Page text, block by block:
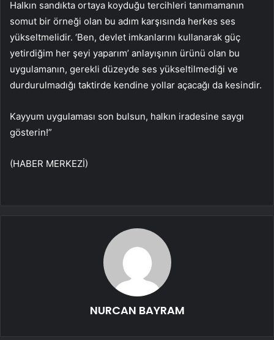
Halkın sandıkta ortaya koyduğu tercihleri tanımamanın
somut bir örneği olan bu adım karşısında herkes ses
yükseltmelidir. ‘Ben, devlet imkanlarını kullanarak güç
yetirdiğim her şeyi yaparım’ anlayışının ürünü olan bu
uygulamanın, gerekli düzeyde ses yükseltilmediği ve
durdurulmadığı taktirde kendine yollar açacağı da kesindir.
Kayyum uygulaması son bulsun, halkın iradesine saygı
gösterin!”
(HABER MERKEZİ)
NURCAN BAYRAM